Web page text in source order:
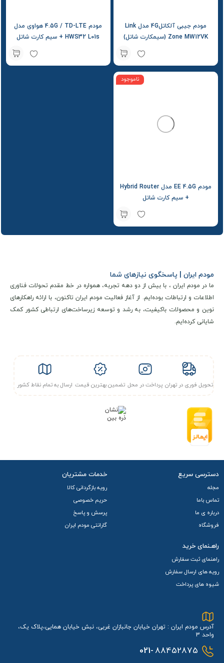
مودم جیبی آلکاتل4G مدل Link
Zone MW12VK (سیمکارت شاتل)
مودم 4.5G / TD-LTE هواوی مدل
HWS32 L01s + سیم کارت شاتل
ناموجود
مودم EE 4.5G مدل Hybrid Router
+ سیم کارت شاتل
مودم ایران | پاسخگوی نیازهای شما
ما در مودم ایران ، با بیش از دو دهه تجربه، همواره در خط مقدم تحولات فناوری
اطلاعات و ارتباطات بوده‌ایم. از آغاز فعالیت مودم ایران تاکنون، با ارائه راهکارهای
نوین و محصولات باکیفیت، به رشد و توسعه زیرساخت‌های ارتباطی کشور کمک
شایانی کرده‌ایم.
تحویل فوری در تهران پرداخت در محل تضمین بهترین قیمت ارسال به تمام نقاط کشور
دسترسی سریع
مجله
تماس باما
درباره ی ما
فروشگاه
خدمات مشتریان
رویه بازگردانی کالا
حریم خصوصی
پرسش و پاسخ
گارانتی مودم ایران
راهـنمای خرید
راهنمای ثبت سفارش
رویه های ارسال سفارش
شیوه های پرداخت
آدرس مودم ایران : تهران خیابان جانبازان غربی، نبش خیابان همایی،پلاک یک،
واحد 3
021-88452875